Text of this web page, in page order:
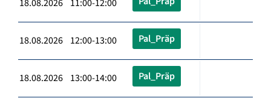
18.08.2026 11:00-12:00
18.08.2026 12:00-13:00 Pal_Präp
18.08.2026 13:00-14:00 Pal_Präp